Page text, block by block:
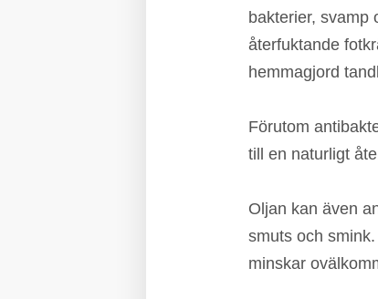
bakterier, svamp
återfuktande
hemmagjord
Förutom
till en naturligt
Oljan kan även
smuts och
minskar